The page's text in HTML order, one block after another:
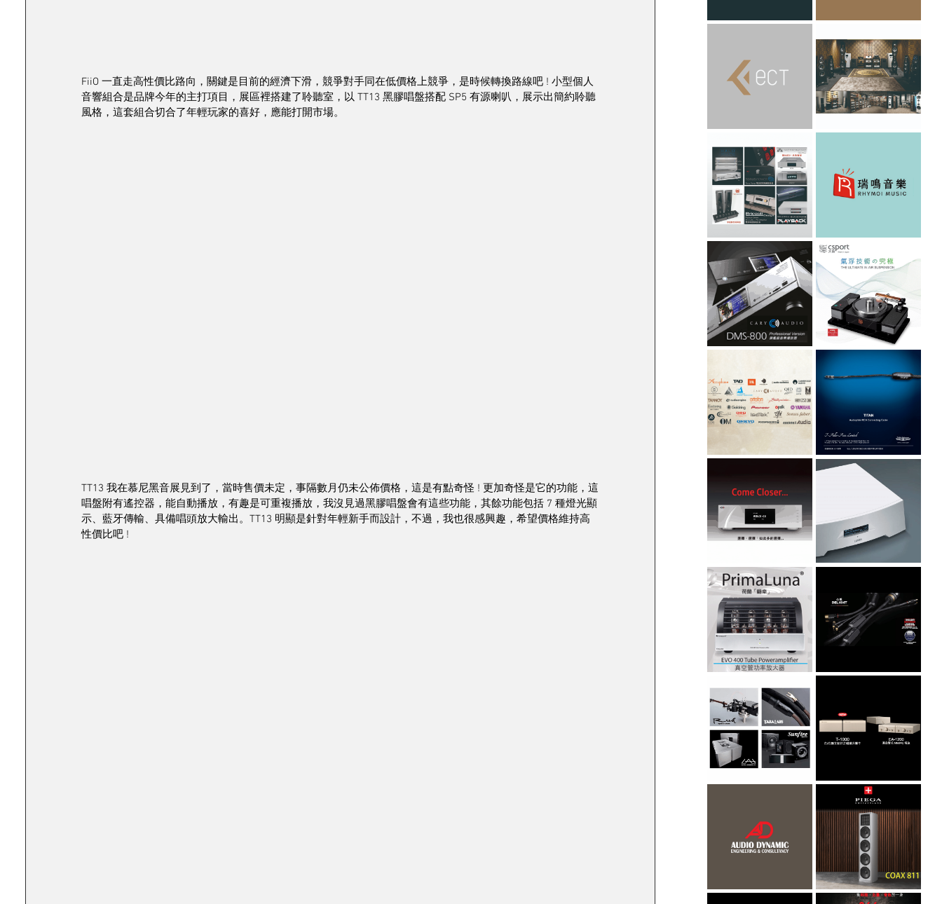
FiiO 一直走高性價比路向，關鍵是目前的經濟下滑，競爭對手同在低價格上競爭，是時候轉換路線吧 ! 小型個人
音響組合是品牌今年的主打項目，展區裡搭建了聆聽室，以 TT13 黑膠唱盤搭配 SP5 有源喇叭，展示出簡約聆聽
風格，這套組合切合了年輕玩家的喜好，應能打開市場。
TT13 我在慕尼黑音展見到了，當時售價未定，事隔數月仍未公佈價格，這是有點奇怪 ! 更加奇怪是它的功能，這
唱盤附有遙控器，能自動播放，有趣是可重複播放，我沒見過黑膠唱盤會有這些功能，其餘功能包括 7 種燈光顯
示、藍牙傳輸、具備唱頭放大輸出。TT13 明顯是針對年輕新手而設計，不過，我也很感興趣，希望價格維持高
性價比吧 !